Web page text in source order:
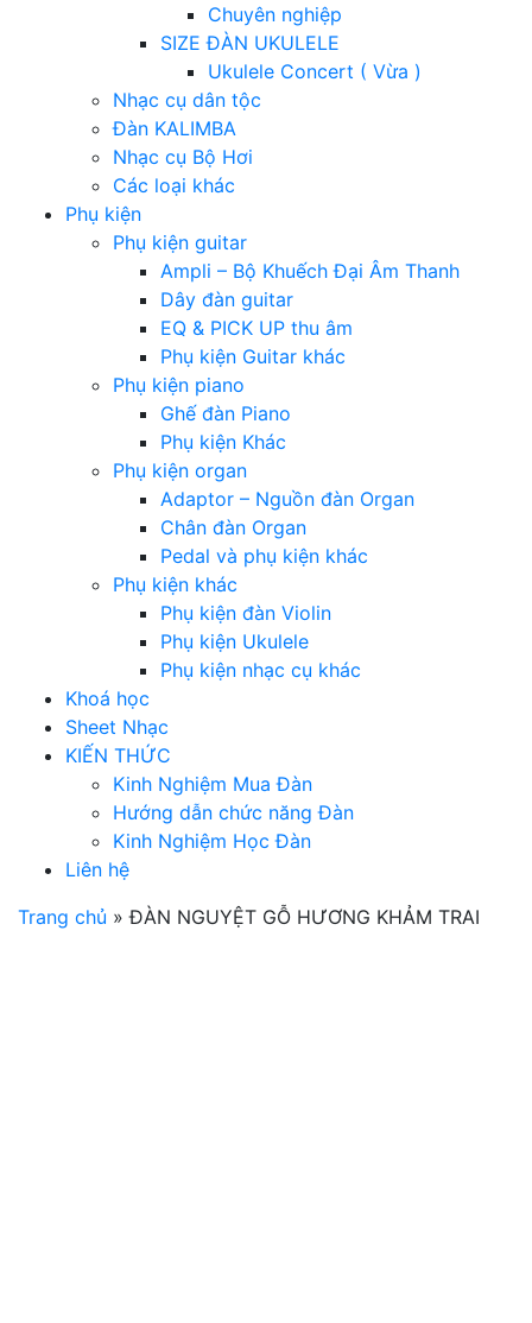
Chuyên nghiệp
SIZE ĐÀN UKULELE
Ukulele Concert ( Vừa )
Nhạc cụ dân tộc
Đàn KALIMBA
Nhạc cụ Bộ Hơi
Các loại khác
Phụ kiện
Phụ kiện guitar
Ampli – Bộ Khuếch Đại Âm Thanh
Dây đàn guitar
EQ & PICK UP thu âm
Phụ kiện Guitar khác
Phụ kiện piano
Ghế đàn Piano
Phụ kiện Khác
Phụ kiện organ
Adaptor – Nguồn đàn Organ
Chân đàn Organ
Pedal và phụ kiện khác
Phụ kiện khác
Phụ kiện đàn Violin
Phụ kiện Ukulele
Phụ kiện nhạc cụ khác
Khoá học
Sheet Nhạc
KIẾN THỨC
Kinh Nghiệm Mua Đàn
Hướng dẫn chức năng Đàn
Kinh Nghiệm Học Đàn
Liên hệ
Trang chủ »ĐÀN NGUYỆT GỖ HƯƠNG KHẢM TRAI